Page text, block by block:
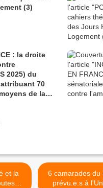
(3)
: la droite
2025) du
70
de la
6 camarades du
prévu.e.s à